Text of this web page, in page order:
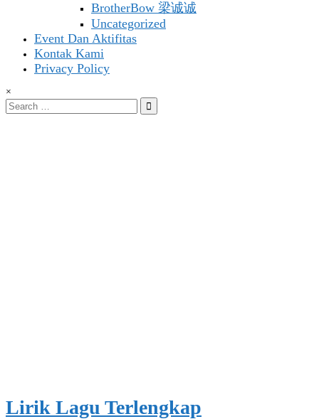
BrotherBow 梁诚诚
Uncategorized
Event Dan Aktifitas
Kontak Kami
Privacy Policy
×
Search
for:
Lirik Lagu Terlengkap